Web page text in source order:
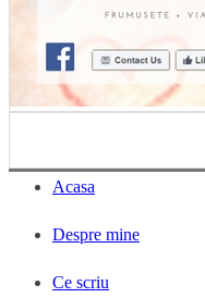
Acasa
Despre mine
Ce scriu